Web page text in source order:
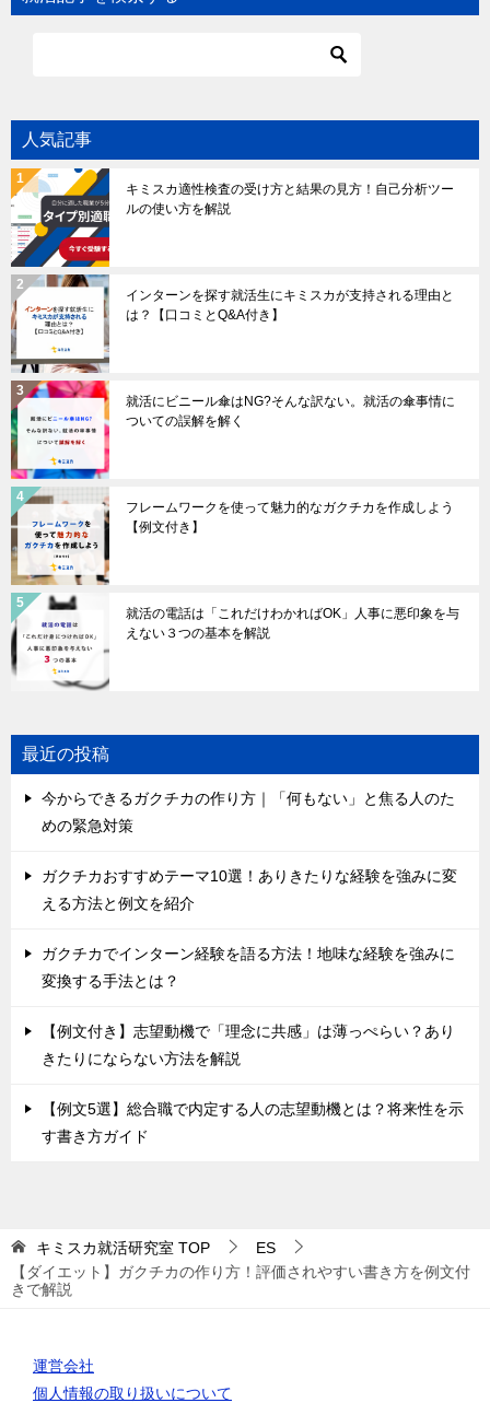
人気記事
キミスカ適性検査の受け方と結果の見方！自己分析ツー
ルの使い方を解説
インターンを探す就活生にキミスカが支持される理由と
は？【口コミとQ&A付き】
就活にビニール傘はNG?そんな訳ない。就活の傘事情に
ついての誤解を解く
フレームワークを使って魅力的なガクチカを作成しよう
【例文付き】
就活の電話は「これだけわかればOK」人事に悪印象を与
えない３つの基本を解説
最近の投稿
今からできるガクチカの作り方｜「何もない」と焦る人のた
めの緊急対策
ガクチカおすすめテーマ10選！ありきたりな経験を強みに変
える方法と例文を紹介
ガクチカでインターン経験を語る方法！地味な経験を強みに
変換する手法とは？
【例文付き】志望動機で「理念に共感」は薄っぺらい？あり
きたりにならない方法を解説
【例文5選】総合職で内定する人の志望動機とは？将来性を示
す書き方ガイド
キミスカ就活研究室 TOP
ES
【ダイエット】ガクチカの作り方！評価されやすい書き方を例文付
きで解説
運営会社
個人情報の取り扱いについて